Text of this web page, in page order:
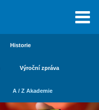
Historie
Výroční zpráva
A / Z Akademie